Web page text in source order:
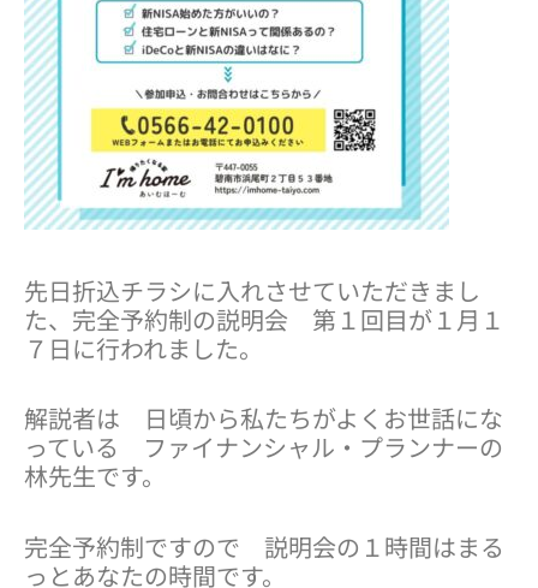
先日折込チラシに入れさせていただきまし
た、完全予約制の説明会 第１回目が１月１
７日に行われました。
解説者は 日頃から私たちがよくお世話にな
っている ファイナンシャル・プランナーの
林先生です。
完全予約制ですので 説明会の１時間はまる
っとあなたの時間です。